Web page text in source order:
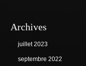
Archives
juillet 2023
septembre 2022